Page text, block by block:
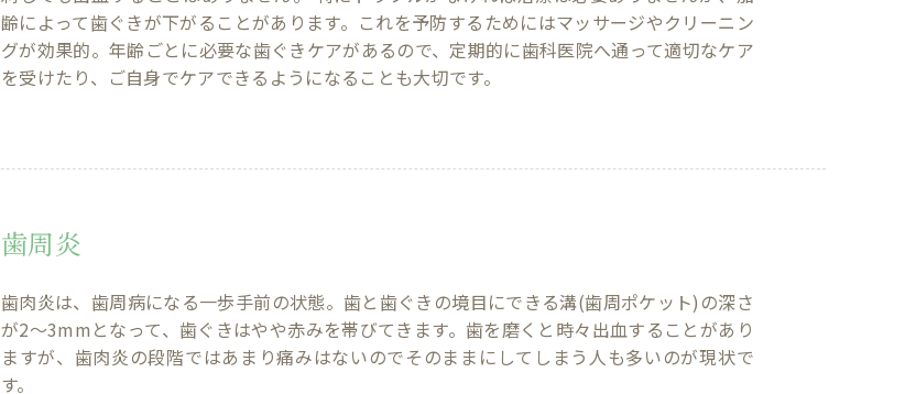
齢によって歯ぐきが下がることがあります。これを予防するためにはマッサージやクリーニン
グが効果的。年齢ごとに必要な歯ぐきケアがあるので、定期的に歯科医院へ通って適切なケア
を受けたり、ご自身でケアできるようになることも大切です。
歯周炎
歯肉炎は、歯周病になる一歩手前の状態。歯と歯ぐきの境目にできる溝(歯周ポケット)の深さ
が2～3mmとなって、歯ぐきはやや赤みを帯びてきます。歯を磨くと時々出血することがあり
ますが、歯肉炎の段階ではあまり痛みはないのでそのままにしてしまう人も多いのが現状で
す。